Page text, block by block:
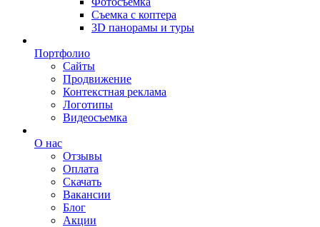
Съемка с коптера
3D панорамы и туры
Портфолио
Сайты
Продвижение
Контекстная реклама
Логотипы
Видеосъемка
О нас
Отзывы
Оплата
Скачать
Вакансии
Блог
Акции